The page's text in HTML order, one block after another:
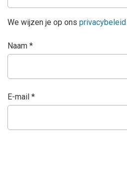
We wijzen je op ons privacybeleid
Naam *
E-mail *